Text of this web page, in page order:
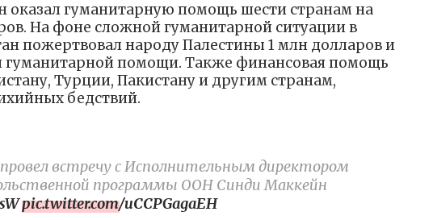
оказал гуманитарную помощь шести странам на
На фоне сложной гуманитарной ситуации в
пожертвовал народу Палестины 1 млн долларов и
гуманитарной помощи. Также финансовая помощь
Турции, Пакистану и другим странам,
бедствий.
провел встречу с Исполнительным директором
программы ООН Синди Маккейн
pic.twitter.com/uCCPGagaEH